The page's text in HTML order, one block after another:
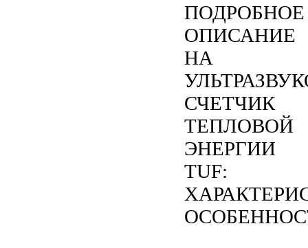
ПОДРОБНОЕ
ОПИСАНИЕ
НА
СЧЕТЧИК
ТЕПЛОВОЙ
ЭНЕРГИИ
TUF: